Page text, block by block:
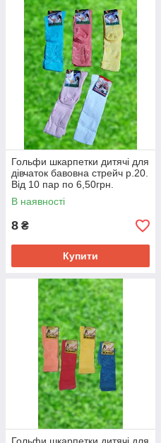
Гольфи шкарпетки дитячі для
дівчаток бавовна стрейч р.20.
Від 10 пар по 6,50грн.
В наявності
8 ₴
Купити